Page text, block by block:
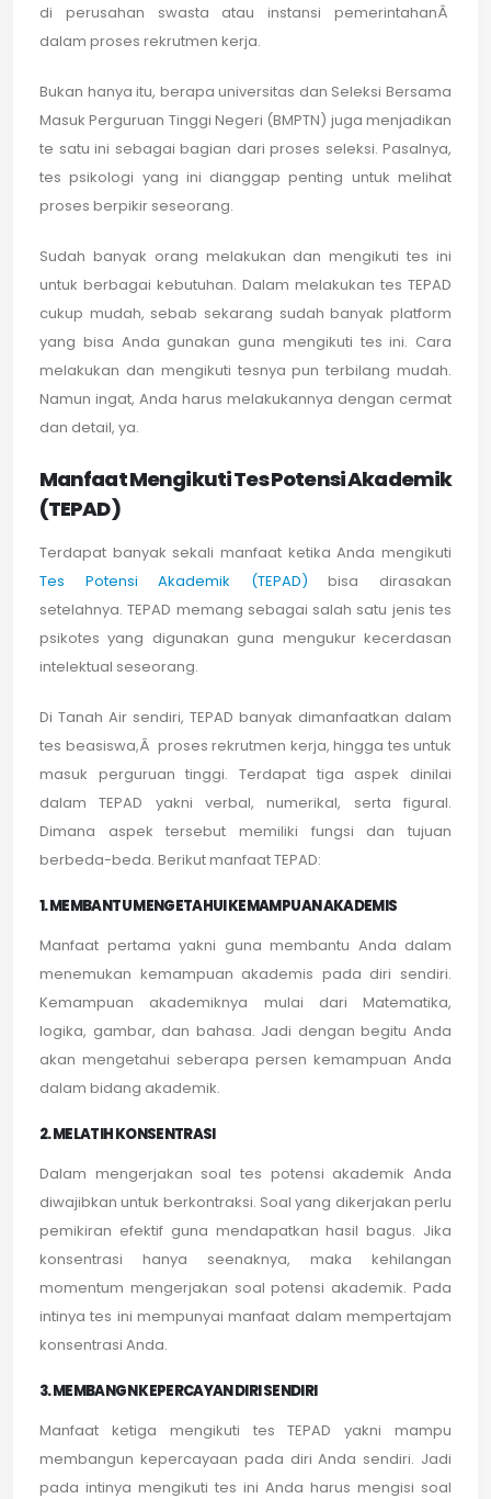
di perusahan swasta atau instansi pemerintahanÂ
dalam proses rekrutmen kerja.
Bukan hanya itu, berapa universitas dan Seleksi Bersama
Masuk Perguruan Tinggi Negeri (BMPTN) juga menjadikan
te satu ini sebagai bagian dari proses seleksi. Pasalnya,
tes psikologi yang ini dianggap penting untuk melihat
proses berpikir seseorang.
Sudah banyak orang melakukan dan mengikuti tes ini
untuk berbagai kebutuhan. Dalam melakukan tes TEPAD
cukup mudah, sebab sekarang sudah banyak platform
yang bisa Anda gunakan guna mengikuti tes ini. Cara
melakukan dan mengikuti tesnya pun terbilang mudah.
Namun ingat, Anda harus melakukannya dengan cermat
dan detail, ya.
Manfaat Mengikuti Tes Potensi Akademik
(TEPAD)
Terdapat banyak sekali manfaat ketika Anda mengikuti
Tes Potensi Akademik (TEPAD) bisa dirasakan
setelahnya. TEPAD memang sebagai salah satu jenis tes
psikotes yang digunakan guna mengukur kecerdasan
intelektual seseorang.
Di Tanah Air sendiri, TEPAD banyak dimanfaatkan dalam
tes beasiswa,Â proses rekrutmen kerja, hingga tes untuk
masuk perguruan tinggi. Terdapat tiga aspek dinilai
dalam TEPAD yakni verbal, numerikal, serta figural.
Dimana aspek tersebut memiliki fungsi dan tujuan
berbeda-beda. Berikut manfaat TEPAD:
1. MEMBANTU MENGETAHUI KEMAMPUAN AKADEMIS
Manfaat pertama yakni guna membantu Anda dalam
menemukan kemampuan akademis pada diri sendiri.
Kemampuan akademiknya mulai dari Matematika,
logika, gambar, dan bahasa. Jadi dengan begitu Anda
akan mengetahui seberapa persen kemampuan Anda
dalam bidang akademik.
2. MELATIH KONSENTRASI
Dalam mengerjakan soal tes potensi akademik Anda
diwajibkan untuk berkontraksi. Soal yang dikerjakan perlu
pemikiran efektif guna mendapatkan hasil bagus. Jika
konsentrasi hanya seenaknya, maka kehilangan
momentum mengerjakan soal potensi akademik. Pada
intinya tes ini mempunyai manfaat dalam mempertajam
konsentrasi Anda.
3. MEMBANGN KEPERCAYAN DIRI SENDIRI
Manfaat ketiga mengikuti tes TEPAD yakni mampu
membangun kepercayaan pada diri Anda sendiri. Jadi
pada intinya mengikuti tes ini Anda harus mengisi soal